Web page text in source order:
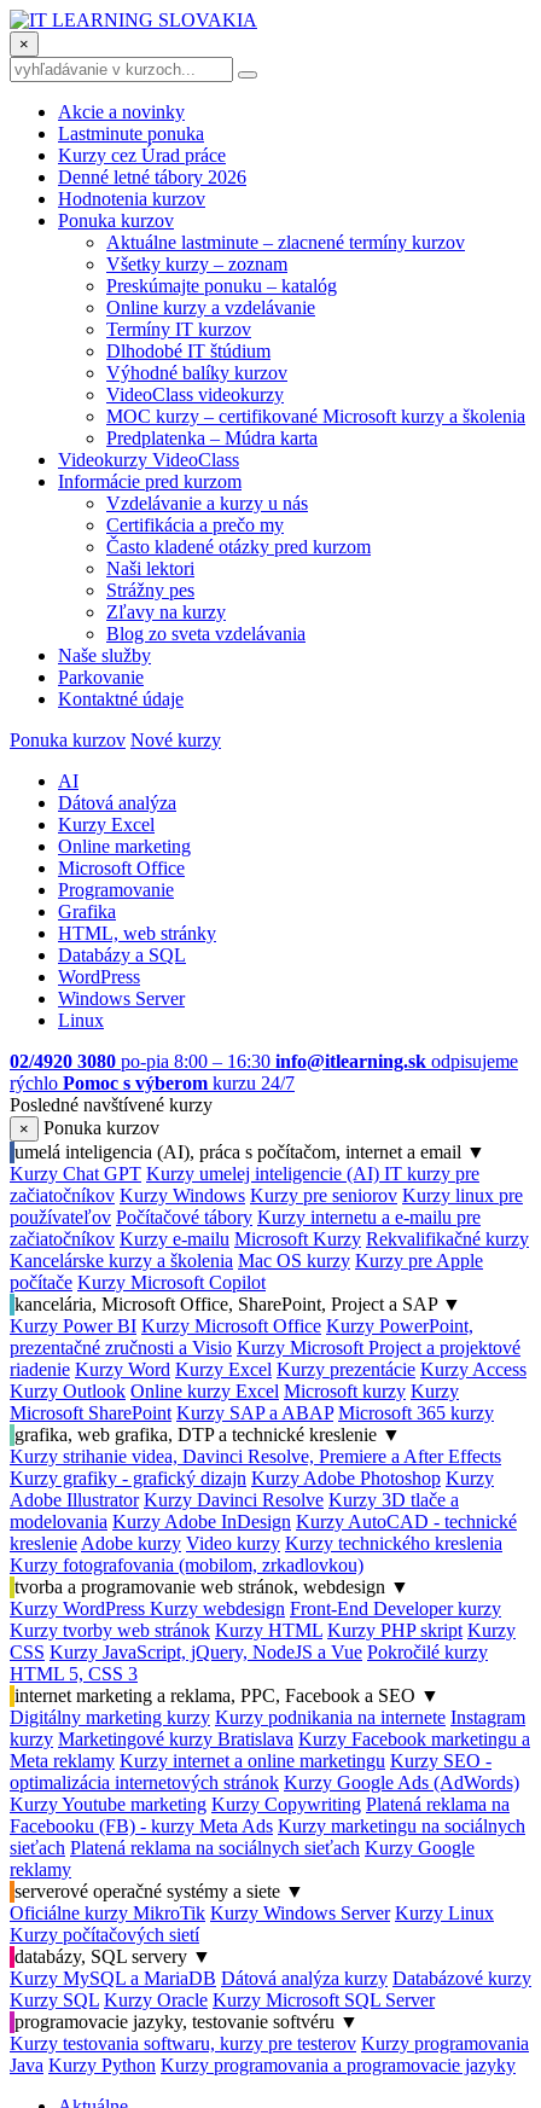
×
Akcie a novinky
Lastminute ponuka
Kurzy cez Úrad práce
Denné letné tábory 2026
Hodnotenia kurzov
Ponuka kurzov
Aktuálne lastminute – zlacnené termíny kurzov
Všetky kurzy – zoznam
Preskúmajte ponuku – katalóg
Online kurzy a vzdelávanie
Termíny IT kurzov
Dlhodobé IT štúdium
Výhodné balíky kurzov
VideoClass videokurzy
MOC kurzy – certifikované Microsoft kurzy a školenia
Predplatenka – Múdra karta
Videokurzy VideoClass
Informácie pred kurzom
Vzdelávanie a kurzy u nás
Certifikácia a prečo my
Často kladené otázky pred kurzom
Naši lektori
Strážny pes
Zľavy na kurzy
Blog zo sveta vzdelávania
Naše služby
Parkovanie
Kontaktné údaje
Ponuka kurzov Nové kurzy
AI
Dátová analýza
Kurzy Excel
Online marketing
Microsoft Office
Programovanie
Grafika
HTML, web stránky
Databázy a SQL
WordPress
Windows Server
Linux
02/4920 3080 po-pia 8:00 – 16:30 info@itlearning.sk odpisujeme
rýchlo Pomoc s výberom kurzu 24/7
Posledné navštívené kurzy
×
Ponuka kurzov
umelá inteligencia (AI), práca s počítačom, internet a email ▼
Kurzy Chat GPT Kurzy umelej inteligencie (AI) IT kurzy pre
začiatočníkov Kurzy Windows Kurzy pre seniorov Kurzy linux pre
používateľov Počítačové tábory Kurzy internetu a e-mailu pre
začiatočníkov Kurzy e-mailu Microsoft Kurzy Rekvalifikačné kurzy
Kancelárske kurzy a školenia Mac OS kurzy Kurzy pre Apple
počítače Kurzy Microsoft Copilot
kancelária, Microsoft Office, SharePoint, Project a SAP ▼
Kurzy Power BI Kurzy Microsoft Office Kurzy PowerPoint,
prezentačné zručnosti a Visio Kurzy Microsoft Project a projektové
riadenie Kurzy Word Kurzy Excel Kurzy prezentácie Kurzy Access
Kurzy Outlook Online kurzy Excel Microsoft kurzy Kurzy
Microsoft SharePoint Kurzy SAP a ABAP Microsoft 365 kurzy
grafika, web grafika, DTP a technické kreslenie ▼
Kurzy strihanie videa, Davinci Resolve, Premiere a After Effects
Kurzy grafiky - grafický dizajn Kurzy Adobe Photoshop Kurzy
Adobe Illustrator Kurzy Davinci Resolve Kurzy 3D tlače a
modelovania Kurzy Adobe InDesign Kurzy AutoCAD - technické
kreslenie Adobe kurzy Video kurzy Kurzy technického kreslenia
Kurzy fotografovania (mobilom, zrkadlovkou)
tvorba a programovanie web stránok, webdesign ▼
Kurzy WordPress Kurzy webdesign Front-End Developer kurzy
Kurzy tvorby web stránok Kurzy HTML Kurzy PHP skript Kurzy
CSS Kurzy JavaScript, jQuery, NodeJS a Vue Pokročilé kurzy
HTML 5, CSS 3
internet marketing a reklama, PPC, Facebook a SEO ▼
Digitálny marketing kurzy Kurzy podnikania na internete Instagram
kurzy Marketingové kurzy Bratislava Kurzy Facebook marketingu a
Meta reklamy Kurzy internet a online marketingu Kurzy SEO -
optimalizácia internetových stránok Kurzy Google Ads (AdWords)
Kurzy Youtube marketing Kurzy Copywriting Platená reklama na
Facebooku (FB) - kurzy Meta Ads Kurzy marketingu na sociálnych
sieťach Platená reklama na sociálnych sieťach Kurzy Google
reklamy
serverové operačné systémy a siete ▼
Oficiálne kurzy MikroTik Kurzy Windows Server Kurzy Linux
Kurzy počítačových sietí
databázy, SQL servery ▼
Kurzy MySQL a MariaDB Dátová analýza kurzy Databázové kurzy
Kurzy SQL Kurzy Oracle Kurzy Microsoft SQL Server
programovacie jazyky, testovanie softvéru ▼
Kurzy testovania softwaru, kurzy pre testerov Kurzy programovania
Java Kurzy Python Kurzy programovania a programovacie jazyky